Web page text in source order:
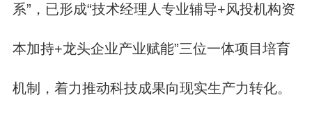
系”，已形成“技术经理人专业辅导+风投机构资
本加持+龙头企业产业赋能”三位一体项目培育
机制，着力推动科技成果向现实生产力转化。